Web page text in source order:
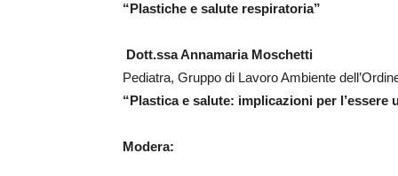
“Plastiche e salute respiratoria”
Dott.ssa Annamaria Moschetti
Pediatra, Gruppo di Lavoro Ambiente
“Plastica e salute: implicazioni per l’essere
Modera: